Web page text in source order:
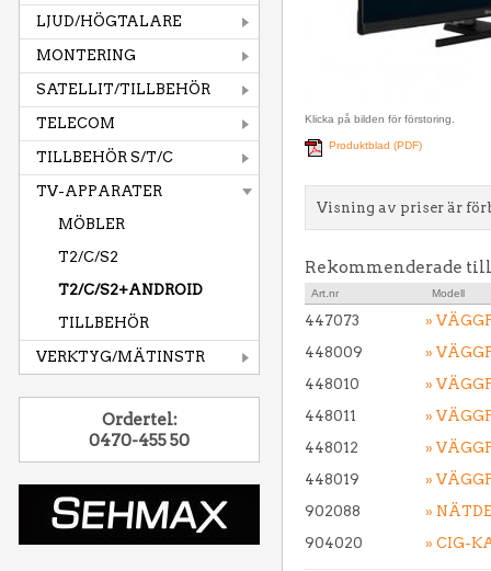
LJUD/HÖGTALARE
MONTERING
SATELLIT/TILLBEHÖR
TELECOM
TILLBEHÖR S/T/C
TV-APPARATER
MÖBLER
T2/C/S2
T2/C/S2+ANDROID
TILLBEHÖR
VERKTYG/MÄTINSTR
Ordertel:
0470-455 50
Klicka på bilden för förstoring.
Produktblad (PDF)
Visning av priser är
Rekommenderade
Art.nr Modell
447073
»
448009
»
448010
»
448011
»
448012
»
448019
»
902088
»
904020
» CIG-